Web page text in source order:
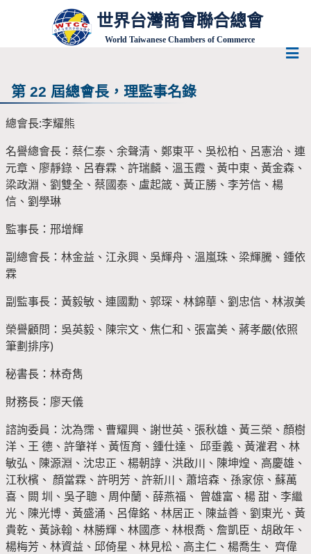
世界台灣商會聯合總會
World Taiwanese Chambers of Commerce
第 22 屆總會長，理監事名錄
總會長:李耀熊
名譽總會長：蔡仁泰、余聲清、鄭東平、吳松柏、呂憲治、連
元章、廖靜錄、呂春霖、許瑞麟、溫玉霞、黃中東、黃金森、
梁政淵、劉雙全、蔡國泰、盧起箴、黃正勝、李芳信、楊
信、劉學琳
監事長：邢增輝
副總會長：林金益、江永興、吳輝舟、溫嵐珠、梁輝騰、鍾依
霖
副監事長：黃毅敏、連國勳、郭琛、林錦華、劉忠信、林淑美
榮譽顧問：吳英毅、陳宗文、焦仁和、張富美、蔣孝嚴(依照
筆劃排序)
秘書長：林奇雋
財務長：廖天儀
諮詢委員：沈為霈、曹耀興、謝世英、張秋雄、黃三榮、顏樹
洋、王 德、許肇祥、黃恆育、鍾仕達、 邱垂義、黃灌君、林
敏弘、陳源淵、沈忠正、楊朝諄、洪啟川、陳坤煌、高慶雄、
江秋檳、 顏當霖、許明芳、許新川、蕭培森、孫家倞、蘇萬
喜、闕 圳、吳子聰、周仲蘭、薛燕福、 曾雄富、楊 甜、李繼
光、陳光博、黃盛涌、呂偉銘、林居正、陳益善、劉東光、黃
貴乾、黃詠翰、林勝輝、林國彥、林根喬、詹凱臣、胡啟年、
楊梅芳、林資益、邱倚星、林見松、高主仁、楊喬生、 齊偉